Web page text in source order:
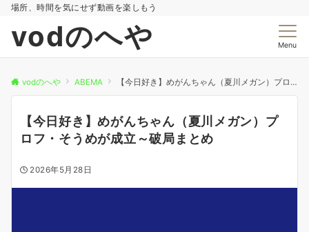
場所、時間を気にせず動画を楽しもう
vodのへや Menu
vodのへや ABEMA 【今日好き】めがんちゃん（夏川メガン）プロフ・そうめが成立～破局まとめ
【今日好き】めがんちゃん（夏川メガン）プ
ロフ・そうめが成立～破局まとめ
2026年5月28日